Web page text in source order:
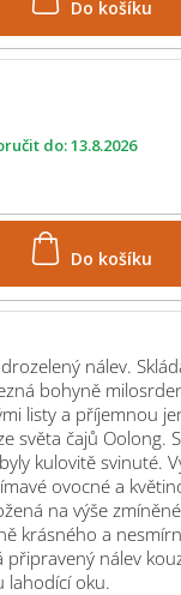
Do košíku
13.8.2026
nálev.
bohyně
listy a příjemnou
světa čajů Oolong.
kulovitě svinuté.
ovocné a
na výše
krásného a
připravený nálev
lahodící oku.